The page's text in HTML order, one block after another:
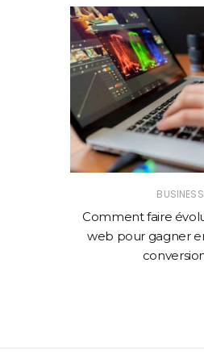
BUSINESS
Comment faire
web pour gagner